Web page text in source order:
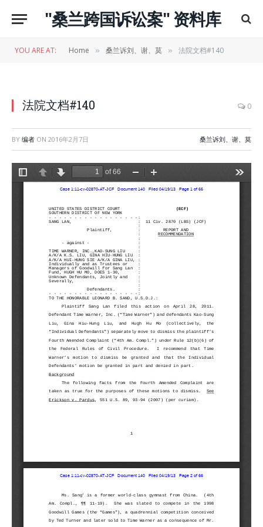
"桑兰跨国诉讼案" 资料库
YOU ARE AT: Home » 桑兰诉刘、谢、莫 » 法院文档#140
法院文档#140 0
BY 编者 ON 2016年2月7日 桑兰诉刘、谢、莫